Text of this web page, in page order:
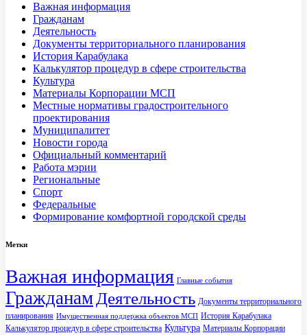
Важная информация
Гражданам
Деятельность
Документы территориального планирования
История Карабулака
Калькулятор процедур в сфере строительства
Культура
Материалы Корпорации МСП
Местные нормативы градостроительного
проектирования
Муниципалитет
Новости города
Официальный комментарий
Работа мэрии
Региональные
Спорт
Федеральные
Формирование комфортной городской среды
Метки
Важная информация Главные события
Гражданам Деятельность Документы территориального
планирования Имущественная поддержка объектов МСП История Карабулака
Калькулятор процедур в сфере строительства Культура Материалы Корпорации